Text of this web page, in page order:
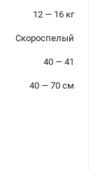
12 — 16 кг
Скороспелый
40 — 41
40 — 70 см